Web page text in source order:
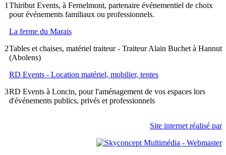
1 Thiribut Events, à Fernelmont, partenaire événementiel de choix
pour événements familiaux ou professionnels.
2
La ferme du Marais
Tables et chaises, matériel traiteur - Traiteur Alain Buchet à Hannut
(Abolens)
3
RD Events - Location matériel, mobilier, tentes
RD Events à Loncin, pour l'aménagement de vos espaces lors
d'événements publics, privés et professionnels
Site internet réalisé par